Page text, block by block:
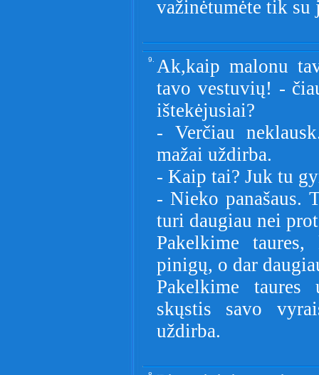
važinėtumėte tik su
9. Ak,kaip malonu
tavo vestuvių! -
ištekėjusiai?
- Verčiau
mažai uždirba.
- Kaip tai? Juk tu
- Nieko panašaus.
turi daugiau nei
Pakelkime
pinigų, o dar
Pakelkime
skųstis savo
uždirba.